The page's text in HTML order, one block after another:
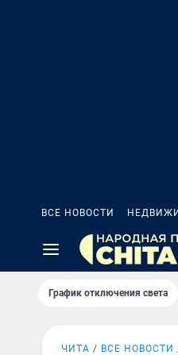
ВСЕ НОВОСТИ
График отключения света
ЧИТА ВСЕ НОВОСТИ